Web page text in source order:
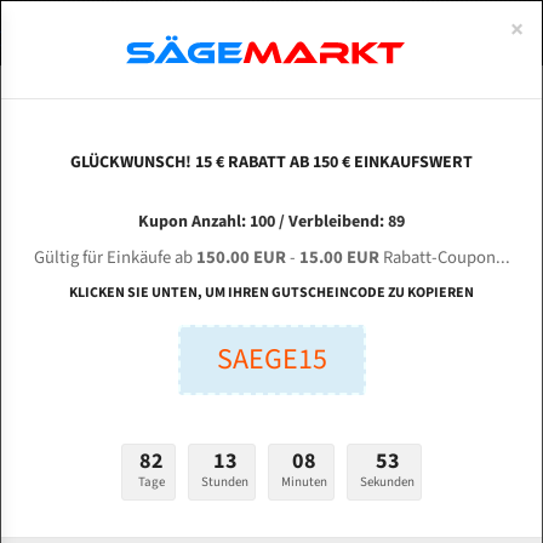
ZHEJIANG DINGFENG Sawing Machine G 4232
für 4115 mm Bi-Metall Bandsägeblätter
Länge (mm):
Stärken + Zahnteilung:
mm
ABOUTS
ENGLISH
Bi-Metall Meterware
Fleischerei Bandsägeblätter
Bandmesser Glatt Meterware
Konvex Meterware
×
GLÜCKWUNSCH! 15 € RABATT AB 150 € EINKAUFSWERT
Kupon Anzahl: 100 / Verbleibend: 89
Gültig für Einkäufe ab150.00 EUR- 15.00 EURRabatt-Coupon...
KLICKEN SIE UNTEN, UM IHREN GUTSCHEINCODE ZU KOPIEREN
SAEGE15
82
Tage
13
Stunden
08
Minuten
52
Sekunden